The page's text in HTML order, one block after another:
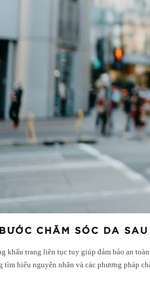
CHĂM SÓC DA
khẩu trang liên tục tuy giúp đảm bảo an
tìm hiểu nguyên nhân và các phương pháp